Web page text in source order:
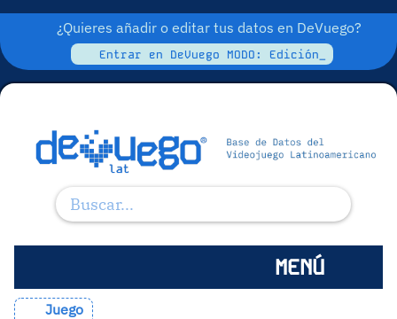
¿Quieres añadir o editar tus datos en DeVuego?
Entrar en DeVuego MODO: Edición_
MENÚ
Juego